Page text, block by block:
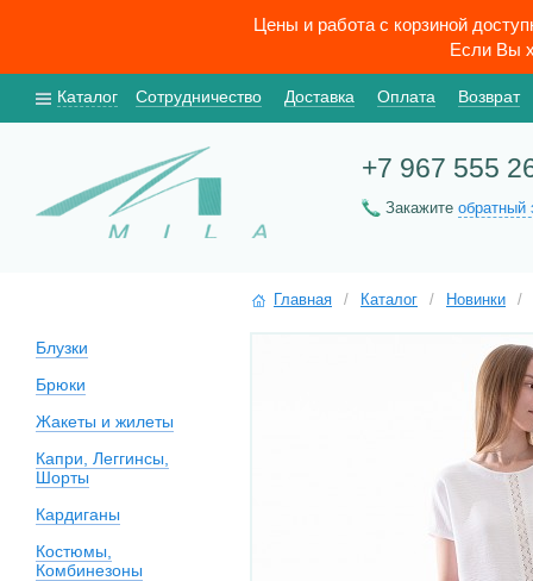
Цены и работа с корзиной
Если Вы
Каталог Сотрудничество Доставка Оплата Возврат
+7 967 555
Закажите обратный
Блузки
Брюки
Жакеты и жилеты
Капри, Леггинсы,
Шорты
Кардиганы
Костюмы,
Комбинезоны
Главная / Каталог / Новинки /